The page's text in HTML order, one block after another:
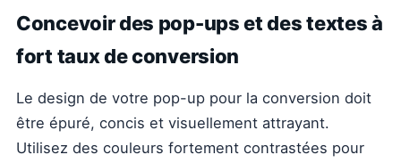
Concevoir des pop-ups et des textes à
fort taux de conversion
Le design de votre pop-up pour la conversion doit
être épuré, concis et visuellement attrayant.
Utilisez des couleurs fortement contrastées pour